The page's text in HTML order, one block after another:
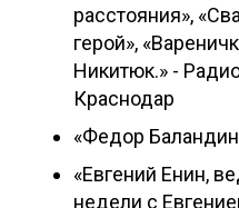
расстояния»,
герой»,
Никитюк.» -
Краснодар
«Федор
«Евгений Енин,
недели с